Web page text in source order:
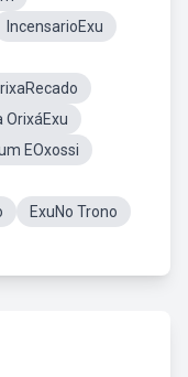
IncensarioExu
OrixáExu
EOxossi
ExuNo Trono